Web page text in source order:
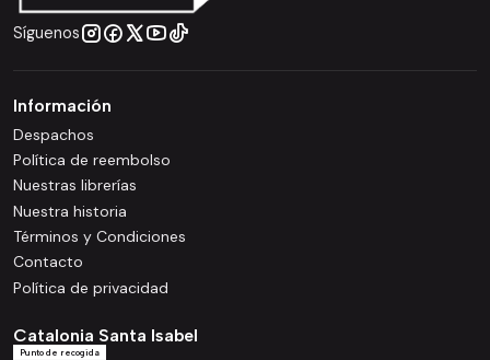
Síguenos
Información
Despachos
Política de reembolso
Nuestras librerías
Nuestra historia
Términos y Condiciones
Contacto
Política de privacidad
Catalonia Santa Isabel
Punto de recogida